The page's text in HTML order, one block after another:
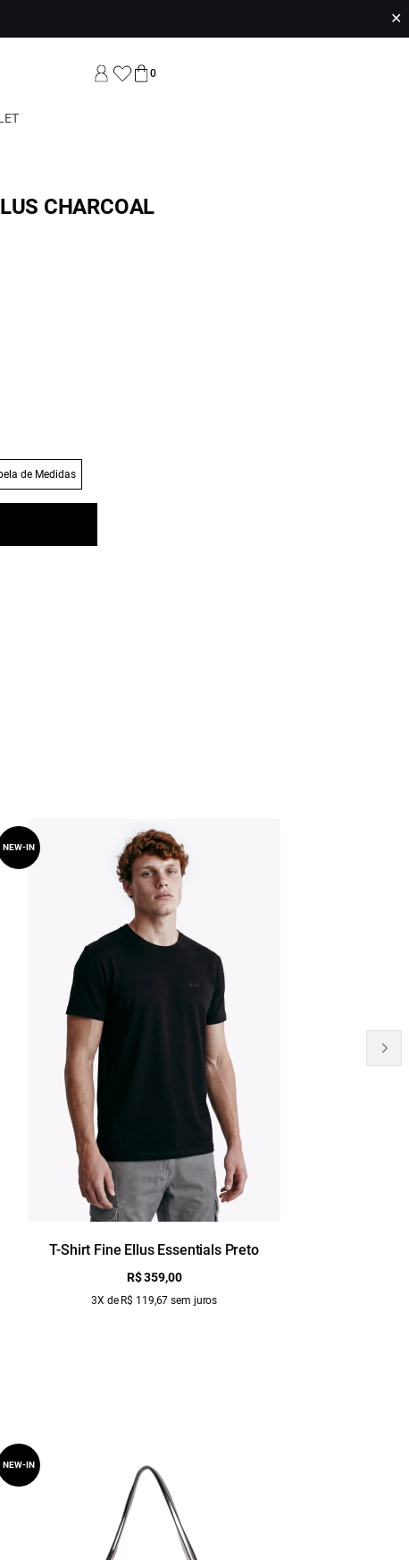
✕
0
CHARCOAL
de Medidas
T-Shirt Fine Ellus Essentials Preto
R$ 359,00
3X de R$ 119,67 sem juros
NEW-IN
NEW-IN